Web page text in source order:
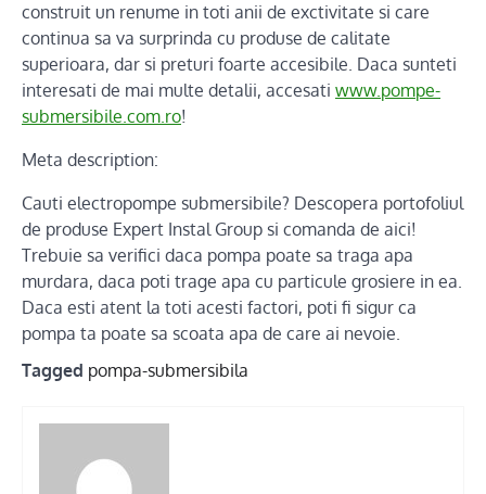
construit un renume in toti anii de exctivitate si care
continua sa va surprinda cu produse de calitate
superioara, dar si preturi foarte accesibile. Daca sunteti
interesati de mai multe detalii, accesati www.pompe-
submersibile.com.ro!
Meta description:
Cauti electropompe submersibile? Descopera portofoliul
de produse Expert Instal Group si comanda de aici!
Trebuie sa verifici daca pompa poate sa traga apa
murdara, daca poti trage apa cu particule grosiere in ea.
Daca esti atent la toti acesti factori, poti fi sigur ca
pompa ta poate sa scoata apa de care ai nevoie.
Tagged pompa-submersibila